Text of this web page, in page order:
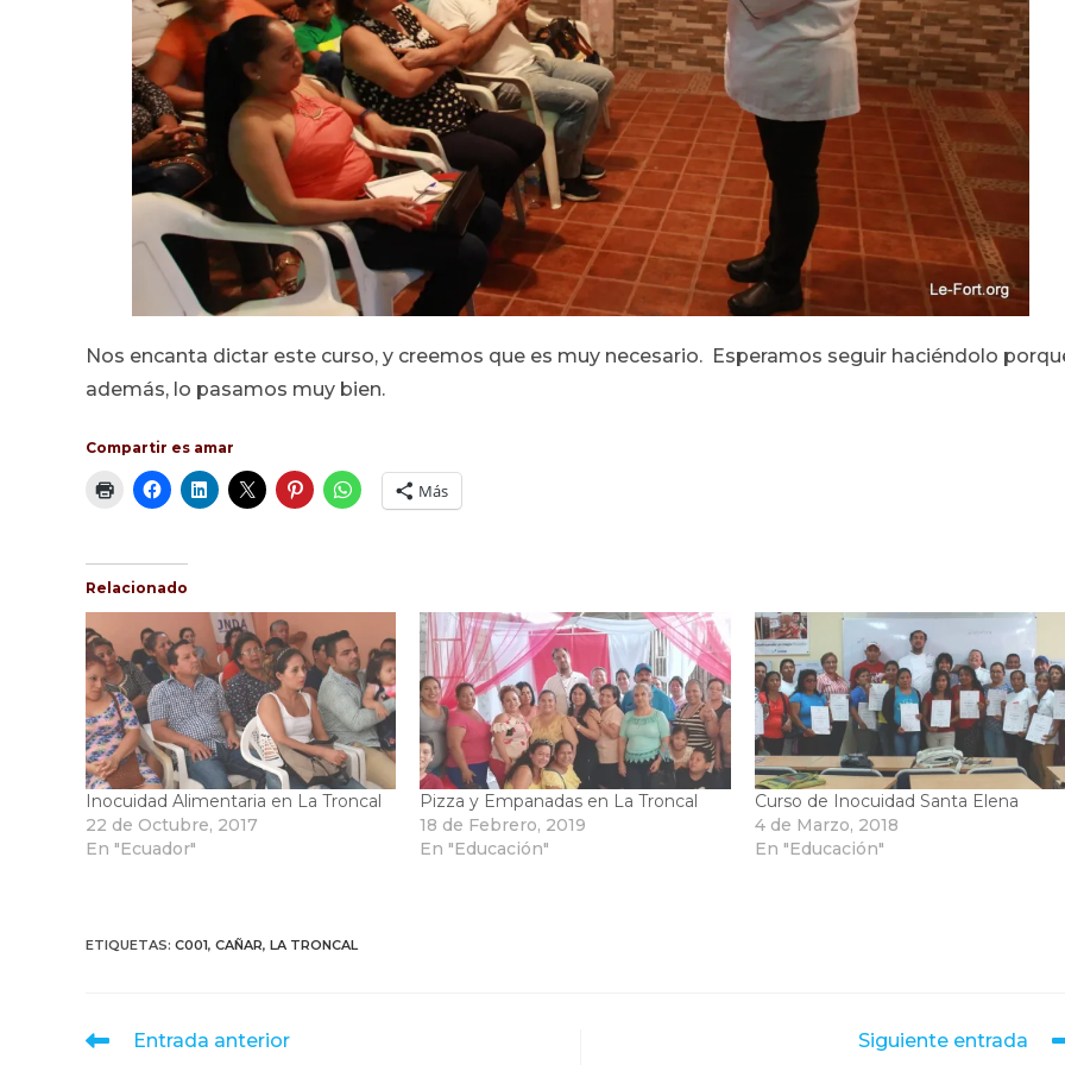
Nos encanta dictar este curso, y creemos que es muy necesario. Esperamos seguir haciéndolo
además, lo pasamos muy bien.
Compartir es amar
Más
Relacionado
Inocuidad Alimentaria en La Troncal
22 de Octubre, 2017
En "Ecuador"
Pizza y Empanadas en La Troncal
18 de Febrero, 2019
En "Educación"
Curso de Inocuidad Santa Elena
4 de Marzo, 2018
En "Educación"
ETIQUETAS: C001, CAÑAR, LA TRONCAL
Leer
Entrada anterior
Siguiente entrada